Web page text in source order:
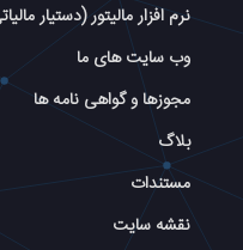
نرم افزار مالیتور (دستیار
وب سایت های ما
مجوزها و گواهی نامه ها
بلاگ
مستندات
نقشه سایت